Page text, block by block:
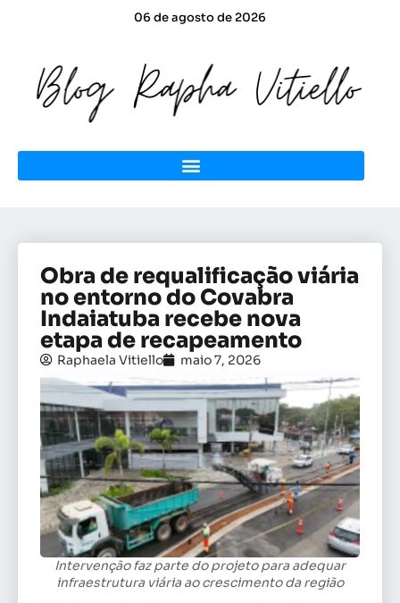
06 de agosto de 2026
Obra de requalificação viária
no entorno do Covabra
Indaiatuba recebe nova
etapa de recapeamento
Raphaela Vitiello maio 7, 2026
Intervenção faz parte do projeto para adequar
infraestrutura viária ao crescimento da região